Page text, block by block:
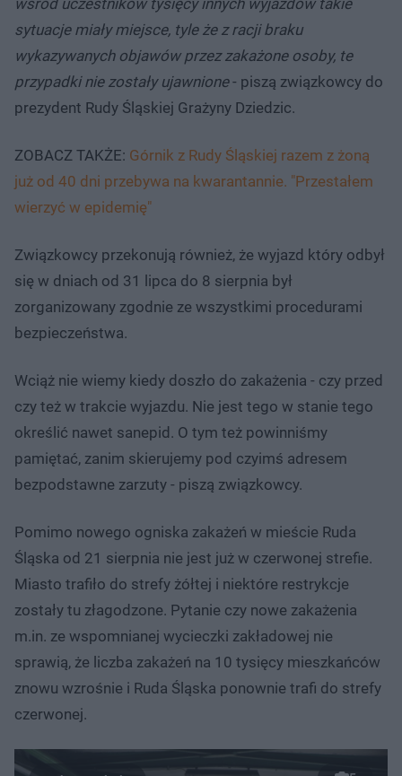
sytuacje miały miejsce, tyle że z racji braku
wykazywanych objawów przez zakażone osoby, te
przypadki nie zostały ujawnione- piszą związkowcy do
prezydent Rudy Śląskiej Grażyny Dziedzic.
ZOBACZ TAKŻE: Górnik z Rudy Śląskiej razem z żoną
już od 40 dni przebywa na kwarantannie. "Przestałem
wierzyć w epidemię"
Związkowcy przekonują również, że wyjazd który odbył
się w dniach od 31 lipca do 8 sierpnia był
zorganizowany zgodnie ze wszystkimi procedurami
bezpieczeństwa.
Wciąż nie wiemy kiedy doszło do zakażenia - czy przed
czy też w trakcie wyjazdu. Nie jest tego w stanie tego
określić nawet sanepid. O tym też powinniśmy
pamiętać, zanim skierujemy pod czyimś adresem
bezpodstawne zarzuty - piszą związkowcy.
Pomimo nowego ogniska zakażeń w mieście Ruda
Śląska od 21 sierpnia nie jest już w czerwonej strefie.
Miasto trafiło do strefy żółtej i niektóre restrykcje
zostały tu złagodzone. Pytanie czy nowe zakażenia
m.in. ze wspomnianej wycieczki zakładowej nie
sprawią, że liczba zakażeń na 10 tysięcy mieszkańców
znowu wzrośnie i Ruda Śląska ponownie trafi do strefy
czerwonej.